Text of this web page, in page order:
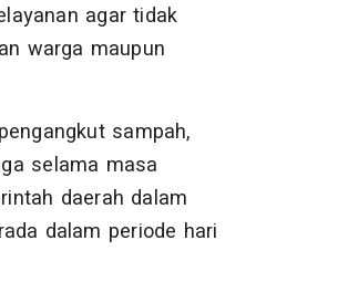
agar tidak
warga maupun
sampah,
selama masa
daerah dalam
dalam periode hari